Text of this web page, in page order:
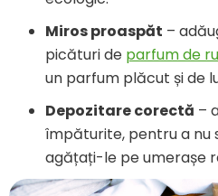
Miros proaspăt –
picături de parfum de
un parfum plăcut și de
Depozitare corectă –
împăturite, pentru a nu
agățați-le pe umerașe